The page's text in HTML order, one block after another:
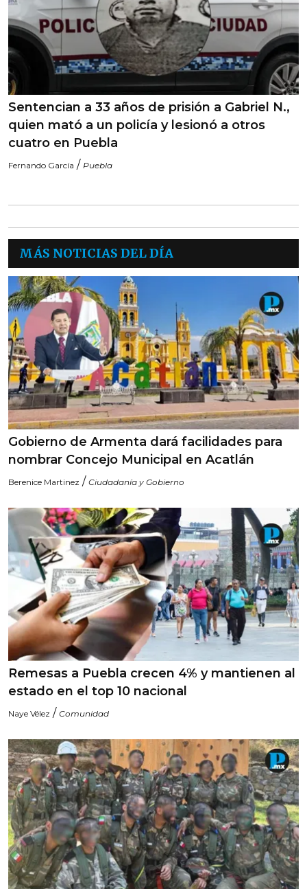
Sentencian a 33 años de prisión a Gabriel N.,
quien mató a un policía y lesionó a otros
cuatro en Puebla
Fernando García / Puebla
MÁS NOTICIAS DEL DÍA
Gobierno de Armenta dará facilidades para
nombrar Concejo Municipal en Acatlán
Berenice Martinez / Ciudadanía y Gobierno
Remesas a Puebla crecen 4% y mantienen al
estado en el top 10 nacional
Naye Vélez / Comunidad